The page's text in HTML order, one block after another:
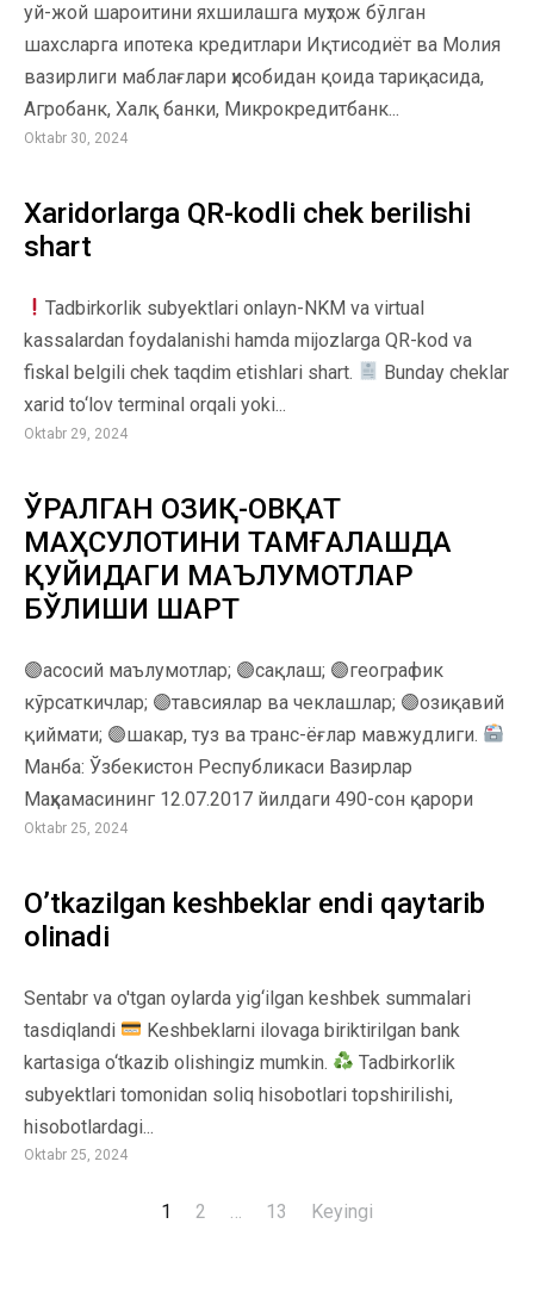
уй-жой шароитини яхшилашга муҳтож бўлган
шахсларга ипотека кредитлари Иқтисодиёт ва Молия
вазирлиги маблағлари ҳисобидан қоида тариқасида,
Агробанк, Халқ банки, Микрокредитбанк...
Oktabr 30, 2024
Xaridorlarga QR-kodli chek berilishi
shart
Tadbirkorlik subyektlari onlayn-NKM va virtual
kassalardan foydalanishi hamda mijozlarga QR-kod va
fiskal belgili chek taqdim etishlari shart.
Bunday cheklar
xarid to‘lov terminal orqali yoki...
Oktabr 29, 2024
ЎРАЛГАН ОЗИҚ-ОВҚАТ
МАҲСУЛОТИНИ ТАМҒАЛАШДА
ҚУЙИДАГИ МАЪЛУМОТЛАР
БЎЛИШИ ШАРТ
🟣асосий маълумотлар; 🟣сақлаш; 🟣географик
кўрсаткичлар; 🟣тавсиялар ва чеклашлар; 🟣озиқавий
қиймати; 🟣шакар, туз ва транс-ёғлар мавжудлиги.
Манба: Ўзбекистон Республикаси Вазирлар
Маҳкамасининг 12.07.2017 йилдаги 490-сон қарори
Oktabr 25, 2024
O’tkazilgan keshbeklar endi qaytarib
olinadi
Sentabr va o'tgan oylarda yig‘ilgan keshbek summalari
tasdiqlandi
Keshbeklarni ilovaga biriktirilgan bank
kartasiga o‘tkazib olishingiz mumkin.
Tadbirkorlik
subyektlari tomonidan soliq hisobotlari topshirilishi,
hisobotlardagi...
Oktabr 25, 2024
1 2 … 13 Keyingi